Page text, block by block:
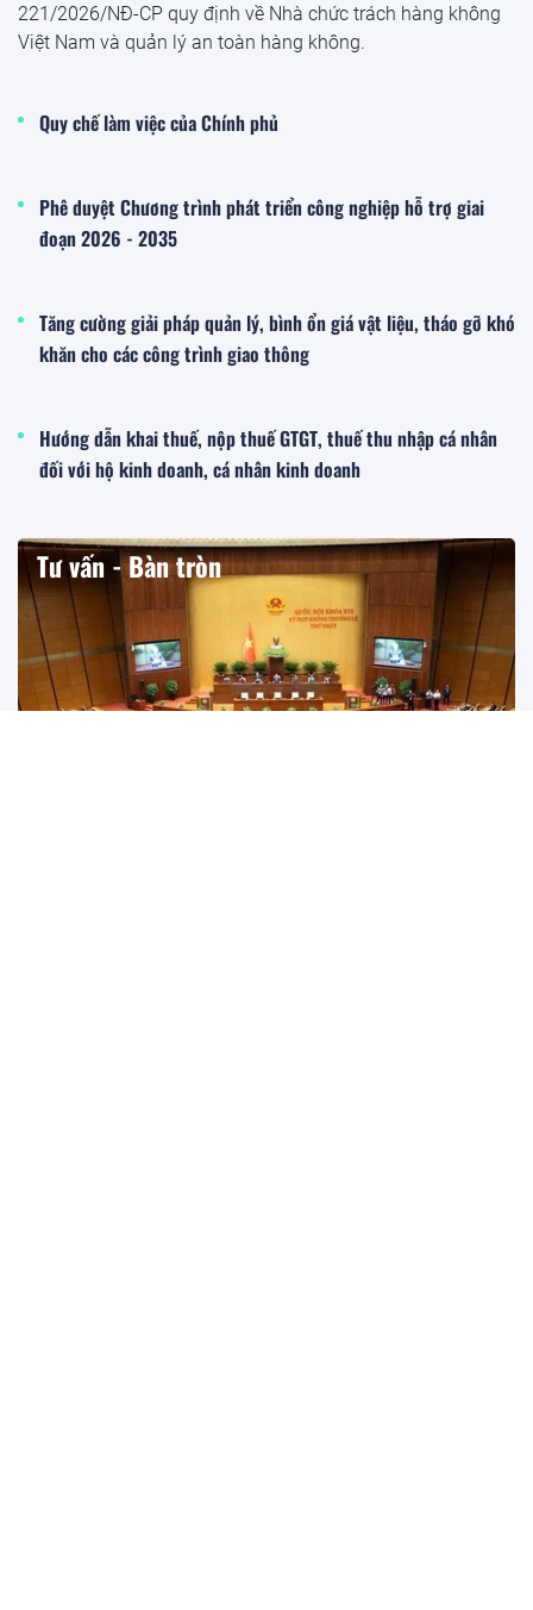
221/2026/NĐ-CP quy định về Nhà chức trách hàng không
Việt Nam và quản lý an toàn hàng không.
Quy chế làm việc của Chính phủ
Phê duyệt Chương trình phát triển công nghiệp hỗ trợ giai
đoạn 2026 - 2035
Tăng cường giải pháp quản lý, bình ổn giá vật liệu, tháo gỡ khó
khăn cho các công trình giao thông
Hướng dẫn khai thuế, nộp thuế GTGT, thuế thu nhập cá nhân
đối với hộ kinh doanh, cá nhân kinh doanh
Tư vấn - Bàn tròn